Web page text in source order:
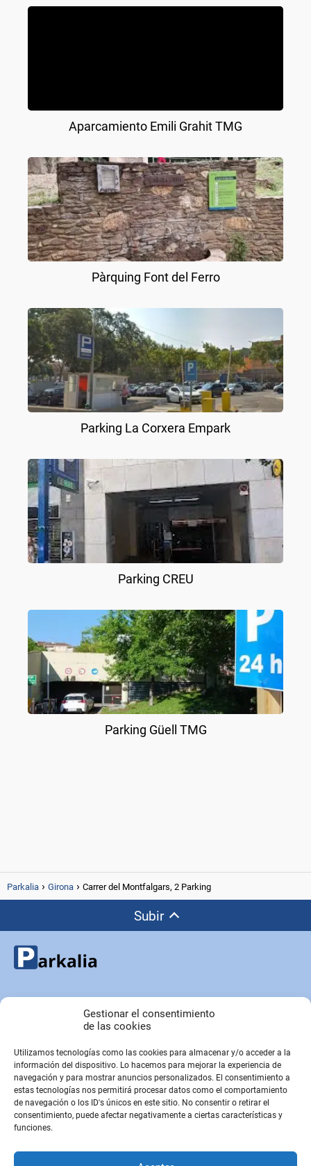
Gestionar el consentimiento
de las cookies
Utilizamos tecnologías como las cookies para almacenar y/o acceder a la
información del dispositivo. Lo hacemos para mejorar la experiencia de
navegación y para mostrar anuncios personalizados. El consentimiento a
estas tecnologías nos permitirá procesar datos como el comportamiento
de navegación o los ID's únicos en este sitio. No consentir o retirar el
consentimiento, puede afectar negativamente a ciertas características y
funciones.
Aparcamiento Emili Grahit TMG
Pàrquing Font del Ferro
Parking La Corxera Empark
Parking CREU
Parking Güell TMG
Parkalia Girona Carrer del Montfalgars, 2 Parking
Subir
Copyright © Parkalia.es
PÁGINAS EMPRESA
Contacto
Sobre Nosotros
Sitemap